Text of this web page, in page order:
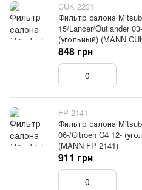
CUK 2231
Фильтр салона
15/Lancer/Outlander
(угольный) (MANN
848 грн
FP 2141
Фильтр салона
06-/Citroen C4 12-
(MANN FP 2141)
911 грн